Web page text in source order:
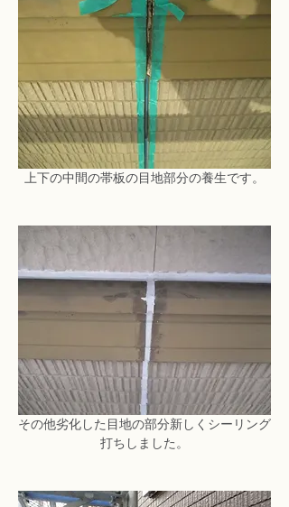
上下の中間の帯板の目地部分の養生です。
その他劣化した目地の部分新しくシーリング
打ちしました。